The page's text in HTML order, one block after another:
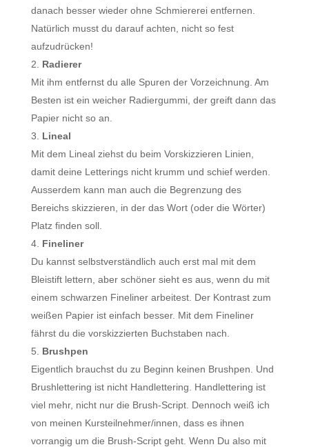
danach besser wieder ohne Schmiererei entfernen.
Natürlich musst du darauf achten, nicht so fest
aufzudrücken!
Radierer
Mit ihm entfernst du alle Spuren der Vorzeichnung. Am
Besten ist ein weicher Radiergummi, der greift dann das
Papier nicht so an.
Lineal
Mit dem Lineal ziehst du beim Vorskizzieren Linien,
damit deine Letterings nicht krumm und schief werden.
Ausserdem kann man auch die Begrenzung des
Bereichs skizzieren, in der das Wort (oder die Wörter)
Platz finden soll.
Fineliner
Du kannst selbstverständlich auch erst mal mit dem
Bleistift lettern, aber schöner sieht es aus, wenn du mit
einem schwarzen Fineliner arbeitest. Der Kontrast zum
weißen Papier ist einfach besser. Mit dem Fineliner
fährst du die vorskizzierten Buchstaben nach.
Brushpen
Eigentlich brauchst du zu Beginn keinen Brushpen. Und
Brushlettering ist nicht Handlettering. Handlettering ist
viel mehr, nicht nur die Brush-Script. Dennoch weiß ich
von meinen Kursteilnehmer/innen, dass es ihnen
vorrangig um die Brush-Script geht. Wenn Du also mit